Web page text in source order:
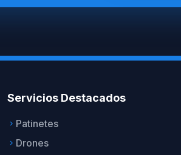
Servicios Destacados
keyboard_arrow_right Patinetes
keyboard_arrow_right Drones